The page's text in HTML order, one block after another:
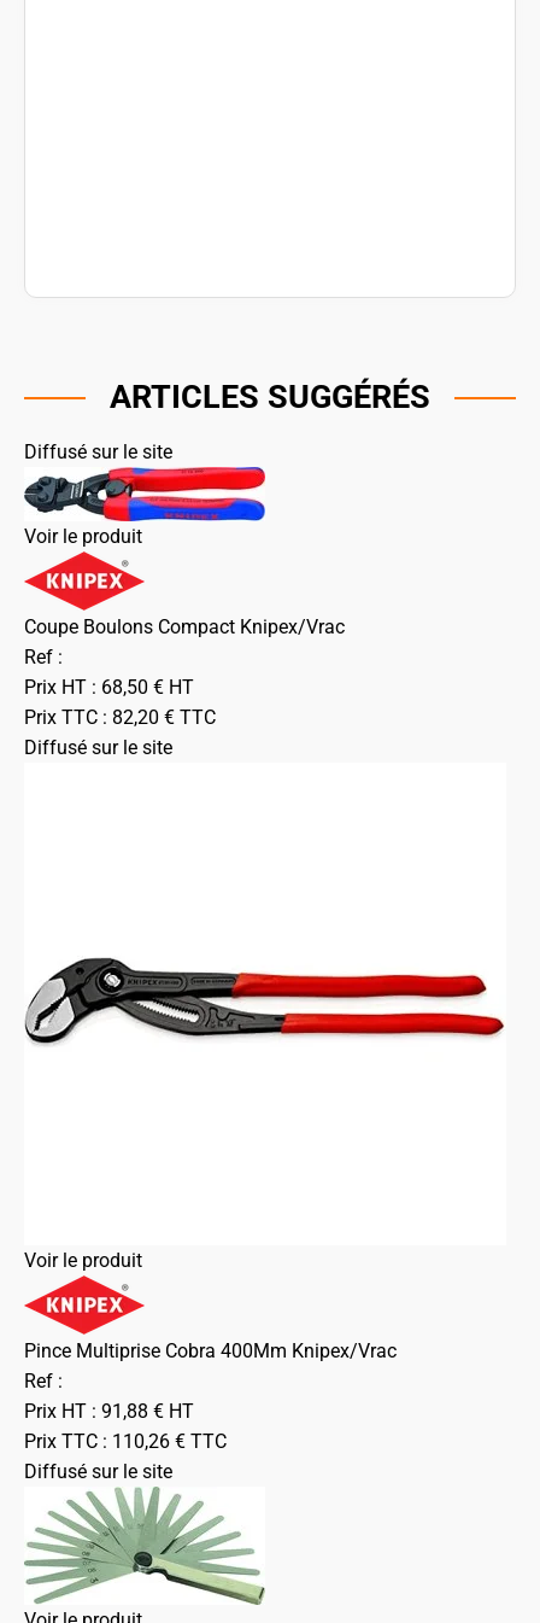
ARTICLES SUGGÉRÉS
Diffusé sur le site
Voir le produit
Coupe Boulons Compact Knipex/Vrac
Ref :
Prix HT : 68,50 € HT
Prix TTC : 82,20 € TTC
Diffusé sur le site
Voir le produit
Pince Multiprise Cobra 400Mm Knipex/Vrac
Ref :
Prix HT : 91,88 € HT
Prix TTC : 110,26 € TTC
Diffusé sur le site